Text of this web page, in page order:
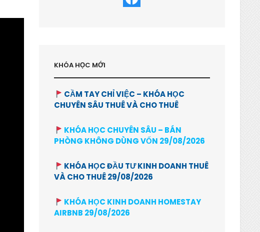
KHÓA HỌC MỚI
CẦM TAY CHỈ VIỆC – KHÓA HỌC
CHUYÊN SÂU THUÊ VÀ CHO THUÊ
KHÓA HỌC CHUYÊN SÂU – BÁN
PHÒNG KHÔNG DÙNG VỐN 29/08/2026
KHÓA HỌC ĐẦU TƯ KINH DOANH THUÊ
VÀ CHO THUÊ 29/08/2026
KHÓA HỌC KINH DOANH HOMESTAY
AIRBNB 29/08/2026